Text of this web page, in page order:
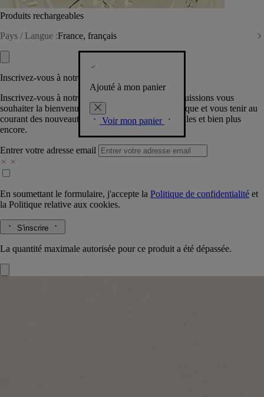
Produits rechargeables
Pays / Langue :France, français
Ajouté à mon panier
Voir mon panier
Inscrivez-vous à notre Newsletter
Inscrivez-vous à notre newsletter pour que nous puissions vous
souhaiter la bienvenue dans la communauté Diptyque et vous tenir au
courant des nouveautés, événements, offres spéciales et bien plus
encore.
Entrer votre adresse email
En soumettant le formulaire, j'accepte la Politique de confidentialité et
la Politique relative aux cookies.
S'inscrire
La quantité maximale autorisée pour ce produit a été dépassée.